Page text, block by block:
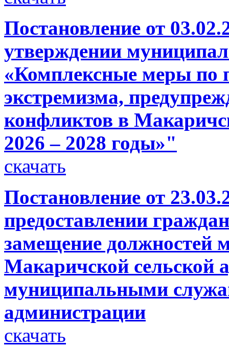
Постановление от
утверждении
«Комплексные меры по
экстремизма,
конфликтов в
2026 – 2028 годы»"
скачать
Постановление от
предоставлении
замещение должностей
Макаричской сельской
муниципальными
администрации
скачать